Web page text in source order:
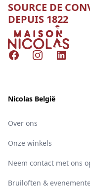
SOURCE DE
DEPUIS 1822
Nicolas
FacebookInstagramLinkedIn
Nicolas België
Over ons
Onze winkels
Neem contact met ons
Bruiloften &